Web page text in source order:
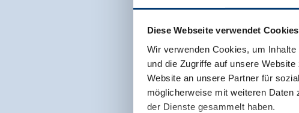
Diese Webseite verwendet Cookies
Wir verwenden Cookies, um
und die Zugriffe auf unsere
Website an unsere Partner für
möglicherweise mit weiteren Daten
der Dienste gesammelt haben.